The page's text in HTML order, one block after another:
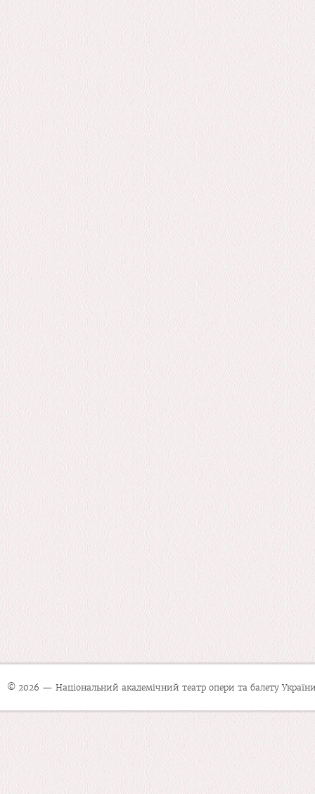
© 2026 — Національний академічний театр опери та балету